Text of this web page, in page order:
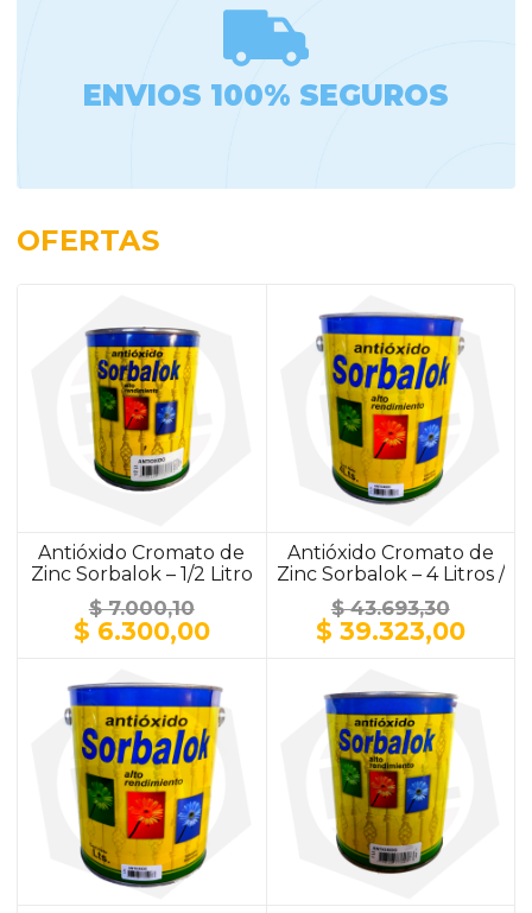
ENVIOS 100% SEGUROS
OFERTAS
Antióxido Cromato de
Zinc Sorbalok – 1/2 Litro
/ ALUMINIO
$7.000,10
El
precio
original
era:
$ 7.000,10.
$ 6.300,00El
es:
$ 6.300,00.
Antióxido Cromato de
Zinc Sorbalok – 4 Litros /
$43.693,30
El
precio
era:
$ 43.693,30.
$ 39.323,00El